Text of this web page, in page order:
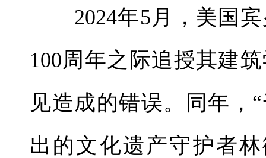
2024年5月，美国宾
100周年之际追授其建
见造成的错误。同年
出的文化遗产守护者